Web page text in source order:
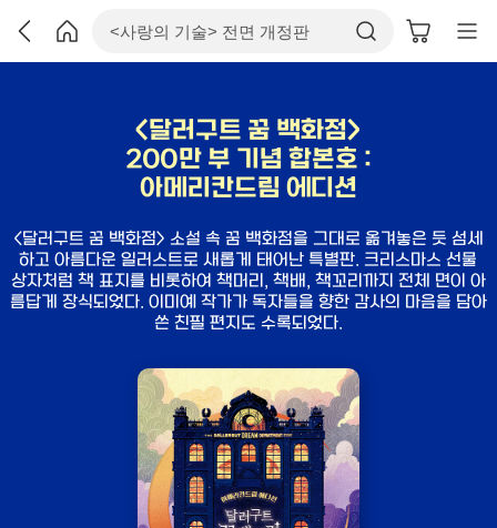
<달러구트 꿈 백화점>
200만 부 기념 합본호 :
아메리칸드림 에디션
<달러구트 꿈 백화점> 소설 속 꿈 백화점을 그대로 옮겨놓은 듯 섬세
하고 아름다운 일러스트로 새롭게 태어난 특별판. 크리스마스 선물
상자처럼 책 표지를 비롯하여 책머리, 책배, 책꼬리까지 전체 면이 아
름답게 장식되었다. 이미예 작가가 독자들을 향한 감사의 마음을 담아
쓴 친필 편지도 수록되었다.